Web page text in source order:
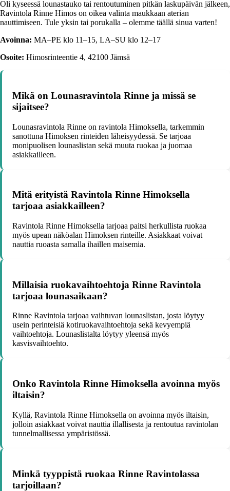
Oli kyseessä lounastauko tai rentoutuminen pitkän laskupäivän jälkeen,
Ravintola Rinne Himos on oikea valinta maukkaan aterian
nauttimiseen. Tule yksin tai porukalla – olemme täällä sinua varten!
Avoinna: MA–PE klo 11–15, LA–SU klo 12–17
Osoite: Himosrinteentie 4, 42100 Jämsä
Mikä on Lounasravintola Rinne ja missä se
sijaitsee?
Lounasravintola Rinne on ravintola Himoksella, tarkemmin
sanottuna Himoksen rinteiden läheisyydessä. Se tarjoaa
monipuolisen lounaslistan sekä muuta ruokaa ja juomaa
asiakkailleen.
Mitä erityistä Ravintola Rinne Himoksella
tarjoaa asiakkailleen?
Ravintola Rinne Himoksella tarjoaa paitsi herkullista ruokaa
myös upean näköalan Himoksen rinteille. Asiakkaat voivat
nauttia ruoasta samalla ihaillen maisemia.
Millaisia ruokavaihtoehtoja Rinne Ravintola
tarjoaa lounasaikaan?
Rinne Ravintola tarjoaa vaihtuvan lounaslistan, josta löytyy
usein perinteisiä kotiruokavaihtoehtoja sekä kevyempiä
vaihtoehtoja. Lounaslistalta löytyy yleensä myös
kasvisvaihtoehto.
Onko Ravintola Rinne Himoksella avoinna myös
iltaisin?
Kyllä, Ravintola Rinne Himoksella on avoinna myös iltaisin,
jolloin asiakkaat voivat nauttia illallisesta ja rentoutua ravintolan
tunnelmallisessa ympäristössä.
Minkä tyyppistä ruokaa Rinne Ravintolassa
tarjoillaan?